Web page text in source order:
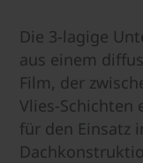
Die 3-lagige
aus einem
Film, der
Vlies-Schichten
für den Einsatz